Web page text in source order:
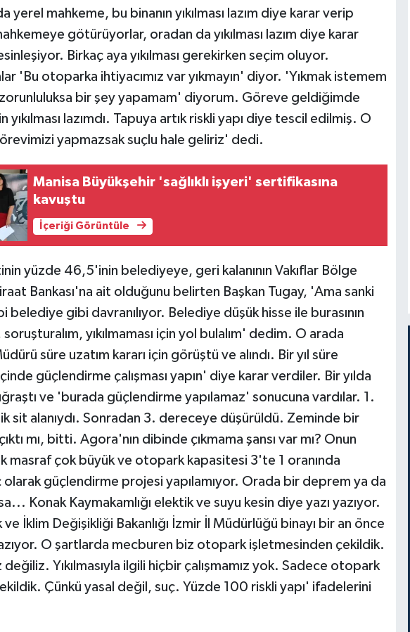
yerel mahkeme, bu binanın yıkılması lazım diye karar verip
götürüyorlar, oradan da yıkılması lazım diye karar
Birkaç aya yıkılması gerekirken seçim oluyor.
'Bu otoparka ihtiyacımız var yıkmayın' diyor. 'Yıkmak istemem
bir şey yapamam' diyorum. Göreve geldiğimde
yıkılması lazımdı. Tapuya artık riskli yapı diye tescil edilmiş. O
yapmazsak suçlu hale geliriz' dedi.
Manisa Büyükşehir 'sağlıklı işyeri' sertifikasına
kavuştu
İçeriği Görüntüle
yüzde 46,5'inin belediyeye, geri kalanının Vakıflar Bölge
Bankası'na ait olduğunu belirten Başkan Tugay, 'Ama sanki
belediye gibi davranılıyor. Belediye düşük hisse ile burasının
yıkılmaması için yol bulalım' dedim. O arada
süre uzatım kararı için görüştü ve alındı. Bir yıl süre
güçlendirme çalışması yapın' diye karar verdiler. Bir yılda
ve 'burada güçlendirme yapılamaz' sonucuna vardılar. 1.
sit alanıydı. Sonradan 3. dereceye düşürüldü. Zeminde bir
mı, bitti. Agora'nın dibinde çıkmama şansı var mı? Onun
masraf çok büyük ve otopark kapasitesi 3'te 1 oranında
güçlendirme projesi yapılamıyor. Orada bir deprem ya da
Konak Kaymakamlığı elektik ve suyu kesin diye yazı yazıyor.
İklim Değişikliği Bakanlığı İzmir İl Müdürlüğü binayı bir an önce
O şartlarda mecburen biz otopark işletmesinden çekildik.
değiliz. Yıkılmasıyla ilgili hiçbir çalışmamız yok. Sadece otopark
Çünkü yasal değil, suç. Yüzde 100 riskli yapı' ifadelerini